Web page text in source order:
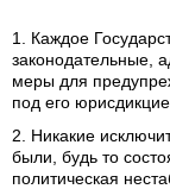
1. Каждое
законодательные,
меры для
под его
2. Никакие
были, будь то
политическая